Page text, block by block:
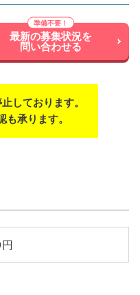
最新の募集状況を
問い合わせる
しております。
承ります。